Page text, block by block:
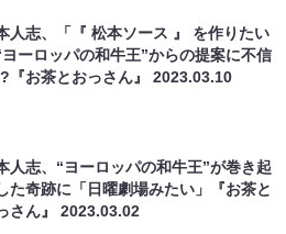
人志、「『 松本ソース 』 を作りたい
ヨーロッパの和牛王”からの提案に不信
『お茶とおっさん』2023.03.10
人志、“ヨーロッパの和牛王”が巻き起
た奇跡に「日曜劇場みたい」『お茶と
さん』2023.03.02